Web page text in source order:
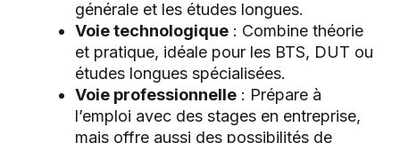
générale et les études longues.
Voie technologique : Combine théorie
et pratique, idéale pour les BTS, DUT ou
études longues spécialisées.
Voie professionnelle : Prépare à
l’emploi avec des stages en entreprise,
mais offre aussi des possibilités de